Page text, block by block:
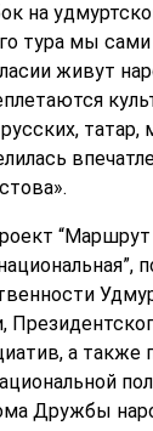
на
тура мы
живут
татар,
“Маршрут
а также
Дружбы